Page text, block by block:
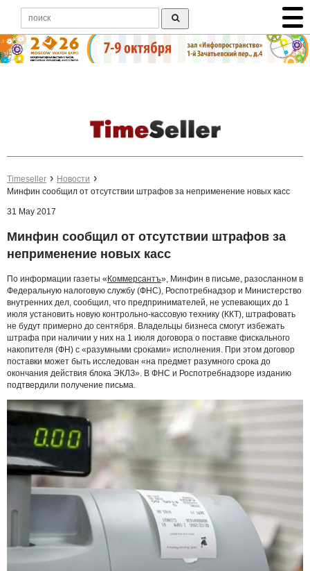
Timeseller
Новости
Минфин сообщил от отсутствии штрафов за неприменение новых касс
31 May 2017
Минфин сообщил от отсутствии штрафов за
неприменение новых касс
По информации газеты « Коммерсантъ», Минфин в письме, разосланном в
Федеральную налоговую службу (ФНС), Роспотребнадзор и Министерство
внутренних дел, сообщил, что предпринимателей, не успевающих до 1
июля установить новую контрольно-кассовую технику (ККТ), штрафовать
не будут примерно до сентября. Владельцы бизнеса смогут избежать
штрафа при наличии у них на 1 июля договора о поставке фискального
накопителя (ФН) с «разумными сроками» исполнения. При этом договор
поставки может быть исследован «на предмет разумного срока до
окончания действия блока ЭКЛЗ». В ФНС и Роспотребнадзоре изданию
подтвердили получение письма.